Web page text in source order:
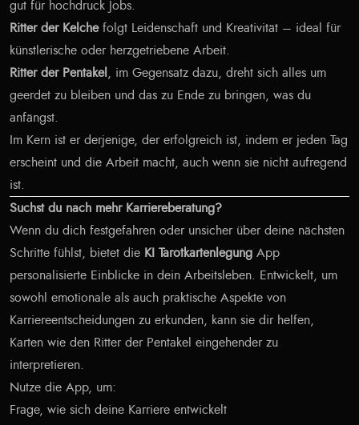
gut für hochdruck Jobs.
Ritter der Kelchefolgt Leidenschaft und Kreativität – ideal für
künstlerische oder herzgetriebene Arbeit.
Ritter der Pentakel , im Gegensatz dazu, dreht sich alles um
geerdet zu bleiben und das zu Ende zu bringen, was du
anfängst.
Im Kern ist er derjenige, der erfolgreich ist, indem er jeden Tag
erscheint und die Arbeit macht, auch wenn sie nicht aufregend
ist.
Suchst du nach mehr Karriereberatung?
Wenn du dich festgefahren oder unsicher über deine nächsten
Schritte fühlst, bietet die KI Tarotkartenlegung App
personalisierte Einblicke in dein Arbeitsleben. Entwickelt, um
sowohl emotionale als auch praktische Aspekte von
Karriereentscheidungen zu erkunden, kann sie dir helfen,
Karten wie den Ritter der Pentakel eingehender zu
interpretieren.
Nutze die App, um:
Frage, wie sich deine Karriere entwickelt